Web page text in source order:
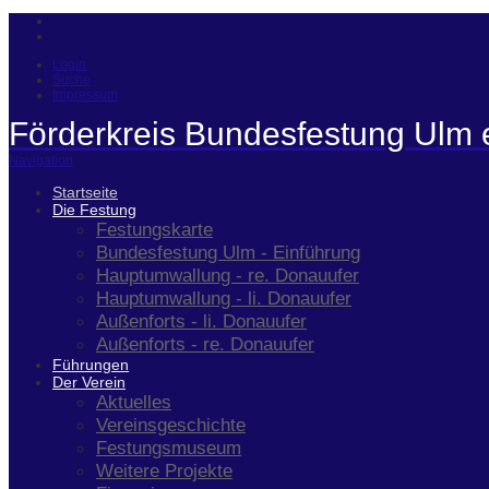
Login
Suche
Impressum
Förderkreis Bundesfestung Ulm
Navigation
Startseite
Die Festung
Festungskarte
Bundesfestung Ulm - Einführung
Hauptumwallung - re. Donauufer
Hauptumwallung - li. Donauufer
Außenforts - li. Donauufer
Außenforts - re. Donauufer
Führungen
Der Verein
Aktuelles
Vereinsgeschichte
Festungsmuseum
Weitere Projekte